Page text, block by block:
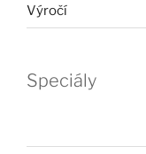
Výročí
Speciály